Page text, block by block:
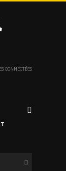
CONNECTÉES